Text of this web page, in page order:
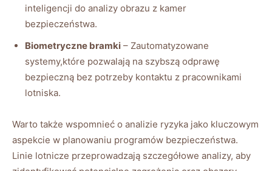
inteligencji do analizy obrazu ⁢z kamer
bezpieczeństwa.
Biometryczne bramki – Zautomatyzowane
systemy,które pozwalają na szybszą odprawę
bezpieczną bez⁢ potrzeby kontaktu z pracownikami
lotniska.
Warto także wspomnieć o analizie ⁢ryzyka jako kluczowym
aspekcie w planowaniu programów ⁣bezpieczeństwa.
Linie lotnicze ​przeprowadzają szczegółowe analizy, aby